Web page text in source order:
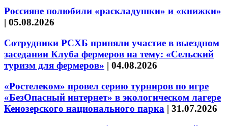
Россияне полюбили «раскладушки» и «книжки»
| 05.08.2026
Сотрудники РСХБ приняли участие в выездном
заседании Клуба фермеров на тему: «Сельский
туризм для фермеров» | 04.08.2026
«Ростелеком» провел серию турниров по игре
«БезОпасный интернет» в экологическом лагере
Кенозерского национального парка | 31.07.2026